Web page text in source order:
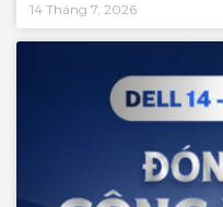
14 Tháng 7, 2026